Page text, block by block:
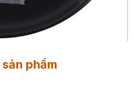
phẩm